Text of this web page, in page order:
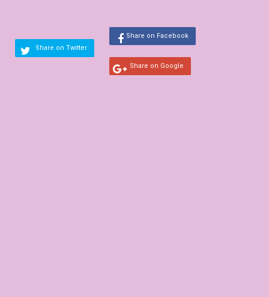
Share on Twitter
Share on Facebook
Share on Google